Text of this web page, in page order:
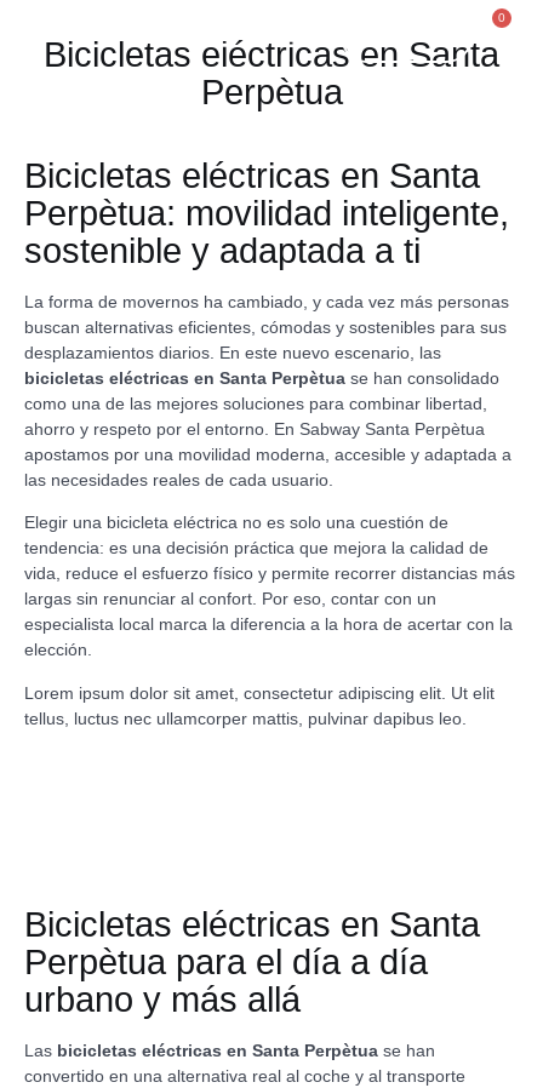
0
Bicicletas eléctricas en Santa
Perpètua
Bicicletas eléctricas en Santa
Perpètua: movilidad inteligente,
sostenible y adaptada a ti
La forma de movernos ha cambiado, y cada vez más personas
buscan alternativas eficientes, cómodas y sostenibles para sus
desplazamientos diarios. En este nuevo escenario, las
bicicletas eléctricas en Santa Perpètua se han consolidado
como una de las mejores soluciones para combinar libertad,
ahorro y respeto por el entorno. En Sabway Santa Perpètua
apostamos por una movilidad moderna, accesible y adaptada a
las necesidades reales de cada usuario.
Elegir una bicicleta eléctrica no es solo una cuestión de
tendencia: es una decisión práctica que mejora la calidad de
vida, reduce el esfuerzo físico y permite recorrer distancias más
largas sin renunciar al confort. Por eso, contar con un
especialista local marca la diferencia a la hora de acertar con la
elección.
Lorem ipsum dolor sit amet, consectetur adipiscing elit. Ut elit
tellus, luctus nec ullamcorper mattis, pulvinar dapibus leo.
Bicicletas eléctricas en Santa
Perpètua para el día a día
urbano y más allá
Las bicicletas eléctricas en Santa Perpètua se han
convertido en una alternativa real al coche y al transporte